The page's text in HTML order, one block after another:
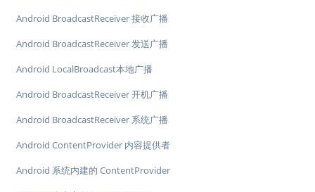
Android BroadcastReceiver 接收广播
Android BroadcastReceiver 发送广播
Android LocalBroadcast本地广播
Android BroadcastReceiver 开机广播
Android BroadcastReceiver 系统广播
Android ContentProvider 内容提供者
Android 系统内建的 ContentProvider